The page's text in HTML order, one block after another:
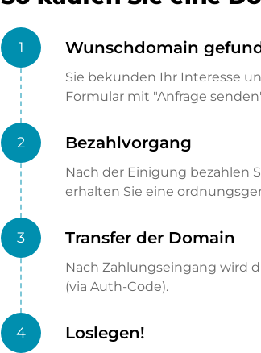
1 Wunschdomain
Sie bekunden Ihr Interesse
Formular mit "Anfrage
2 Bezahlvorgang
Nach der Einigung bezahlen
erhalten Sie eine
3 Transfer der Domain
Nach Zahlungseingang wird
(via Auth-Code).
4 Loslegen!